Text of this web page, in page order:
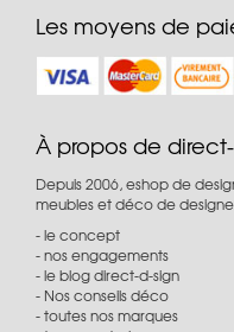
Les moyens de
À propos de
Depuis 2006, eshop de
meubles et déco de
le concept
nos engagements
le blog direct-d-sign
Nos conseils déco
toutes nos marques